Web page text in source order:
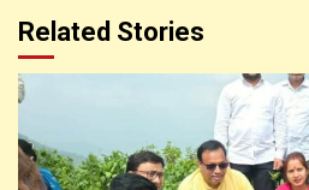
Related Stories